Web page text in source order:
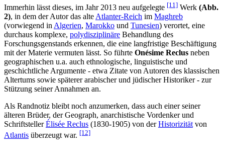
Immerhin lässt dieses, im Jahr 2013 neu aufgelegte [11] Werk (Abb.
2), in dem der Autor das alte Atlanter-Reich im Maghreb
(vorwiegend in Algerien, Marokko und Tunesien) verortet, eine
durchaus komplexe, polydisziplinäre Behandlung des
Forschungsgenstands erkennen, die eine langfristige Beschäftigung
mit der Materie vermuten lässt. So führte Onésime Reclus neben
geographischen u.a. auch ethnologische, linguistische und
geschichtliche Argumente - etwa Zitate von Autoren des klassischen
Altertums sowie späterer arabischer und jüdischer Historiker - zur
Stützung seiner Annahmen an.
Als Randnotiz bleibt noch anzumerken, dass auch einer seiner
älteren Brüder, der Geograph, anarchistische Vordenker und
SchriftstellerÉlisée Reclus (1830-1905) von derHistorizität von
Atlantis überzeugt war. [12]